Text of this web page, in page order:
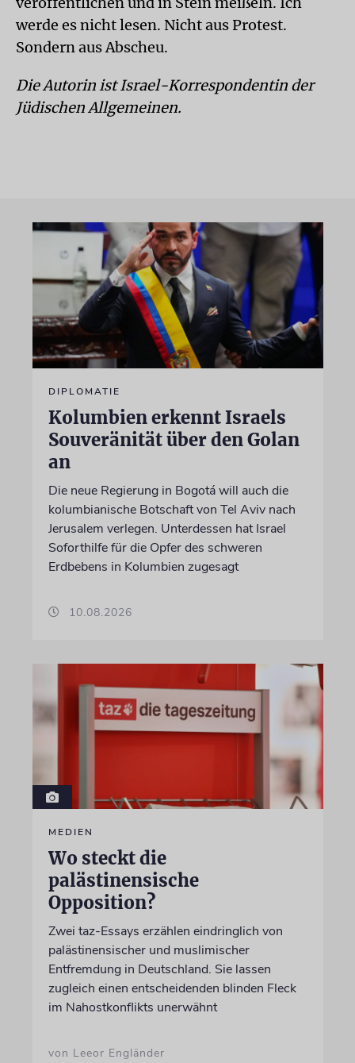
werde es nicht lesen. Nicht aus Protest.
Sondern aus Abscheu.
Die Autorin ist Israel-Korrespondentin der
Jüdischen Allgemeinen.
DIPLOMATIE
Kolumbien erkennt Israels
Souveränität über den Golan
an
Die neue Regierung in Bogotá will auch die
kolumbianische Botschaft von Tel Aviv nach
Jerusalem verlegen. Unterdessen hat Israel
Soforthilfe für die Opfer des schweren
Erdbebens in Kolumbien zugesagt
10.08.2026
MEDIEN
Wo steckt die
palästinensische
Opposition?
Zwei taz-Essays erzählen eindringlich von
palästinensischer und muslimischer
Entfremdung in Deutschland. Sie lassen
zugleich einen entscheidenden blinden Fleck
im Nahostkonflikts unerwähnt
von Leeor Engländer